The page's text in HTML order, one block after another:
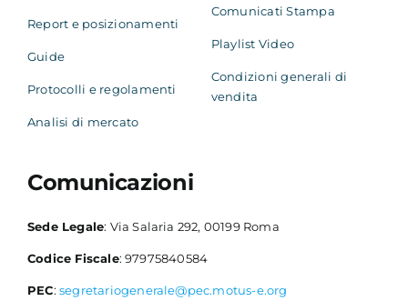
Report e posizionamenti
Guide
Protocolli e regolamenti
Analisi di mercato
Comunicati Stampa
Playlist Video
Condizioni generali di
vendita
Comunicazioni
Sede Legale: Via Salaria 292, 00199 Roma
Codice Fiscale: 97975840584
PEC: segretariogenerale@pec.motus-e.org